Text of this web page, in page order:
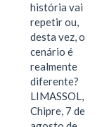
história vai se
repetir ou,
desta vez, o
cenário é
realmente
diferente?
LIMASSOL,
Chipre, 7 de